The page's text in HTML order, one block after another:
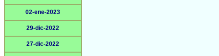
02-ene-2023
29-dic-2022
27-dic-2022